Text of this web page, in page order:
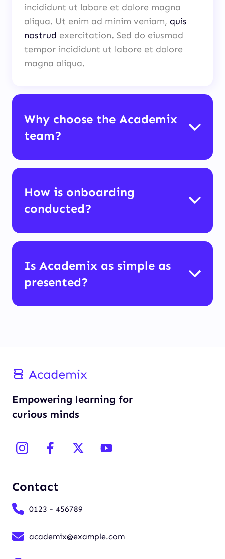
incididunt ut labore et dolore magna
aliqua. Ut enim ad minim veniam, quis
nostrud exercitation. Sed do eiusmod
tempor incididunt ut labore et dolore
magna aliqua.
Why choose the Academix
team?
How is onboarding
conducted?
Is Academix as simple as
presented?
Empowering learning for
curious minds
Contact
0123 - 456789
academix@example.com